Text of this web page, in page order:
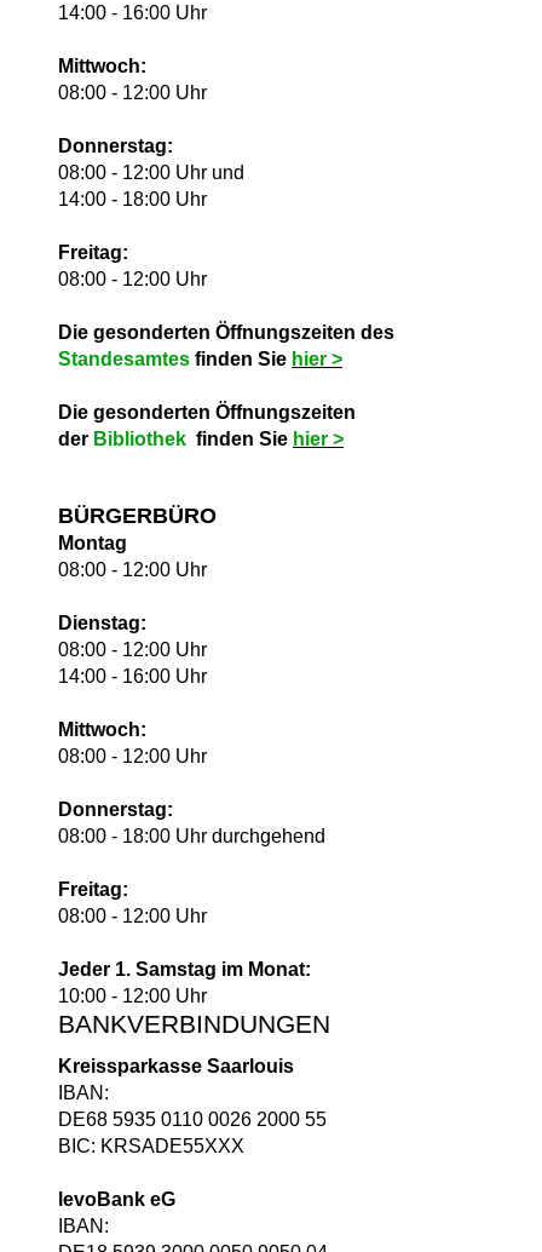
14:00 - 16:00 Uhr
Mittwoch:
08:00 - 12:00 Uhr
Donnerstag:
08:00 - 12:00 Uhr und
14:00 - 18:00 Uhr
Freitag:
08:00 - 12:00 Uhr
Die gesonderten Öffnungszeiten des
Standesamtes finden Sie hier >
Die gesonderten Öffnungszeiten
der Bibliothek finden Sie hier >
BÜRGERBÜRO
Montag
08:00 - 12:00 Uhr
Dienstag:
08:00 - 12:00 Uhr
14:00 - 16:00 Uhr
Mittwoch:
08:00 - 12:00 Uhr
Donnerstag:
08:00 - 18:00 Uhr durchgehend
Freitag:
08:00 - 12:00 Uhr
Jeder 1. Samstag im Monat:
10:00 - 12:00 Uhr
BANKVERBINDUNGEN
Kreissparkasse Saarlouis
IBAN:
DE68 5935 0110 0026 2000 55
BIC: KRSADE55XXX
levoBank eG
IBAN: